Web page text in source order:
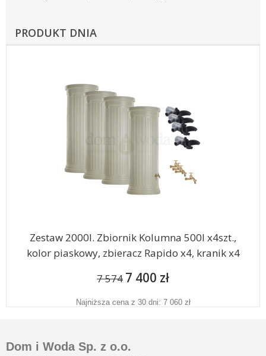
PRODUKT DNIA
Zestaw 2000l. Zbiornik Kolumna 500l x4szt.,
kolor piaskowy, zbieracz Rapido x4, kranik x4
7 574 7 400 zł
Najniższa cena z 30 dni: 7 060 zł
Dom i Woda Sp. z o.o.